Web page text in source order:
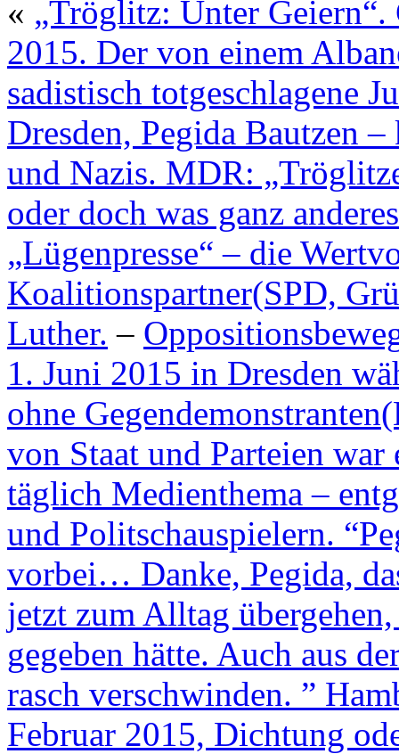
« „Tröglitz: Unter Geiern“.
2015. Der von einem
sadistisch totgeschlagene
Dresden, Pegida Bautzen
und Nazis. MDR:
oder doch was ganz
„Lügenpresse“ – die
Koalitionspartner(SPD,
Luther. –
1. Juni 2015 in Dresden
ohne
von Staat und Parteien
täglich Medienthema –
und Politschauspielern.
vorbei… Danke, Pegida,
jetzt zum Alltag
gegeben hätte. Auch aus
rasch verschwinden. ”
Februar 2015, Dichtung